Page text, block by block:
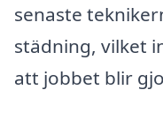
senaste
städning, vilket
att jobbet blir